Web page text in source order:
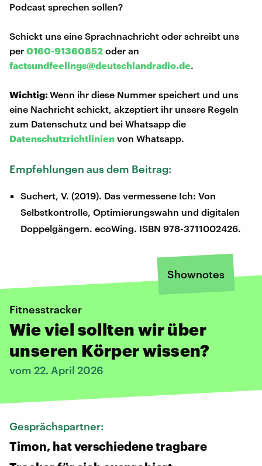
Podcast sprechen sollen?
Schickt uns eine Sprachnachricht oder schreibt uns
per 0160-91360852 oder an
factsundfeelings@deutschlandradio.de.
Wichtig:Wenn ihr diese Nummer speichert und uns
eine Nachricht schickt, akzeptiert ihr unsere Regeln
zum Datenschutz und bei Whatsapp die
Datenschutzrichtlinien von Whatsapp.
Empfehlungen aus dem Beitrag:
Suchert, V. (2019). Das vermessene Ich: Von
Selbstkontrolle, Optimierungswahn und digitalen
Doppelgängern. ecoWing. ISBN 978-3711002426.
Shownotes
Fitnesstracker
Wie viel sollten wir über
unseren Körper wissen?
vom 22. April 2026
Gesprächspartner:
Timon, hat verschiedene tragbare